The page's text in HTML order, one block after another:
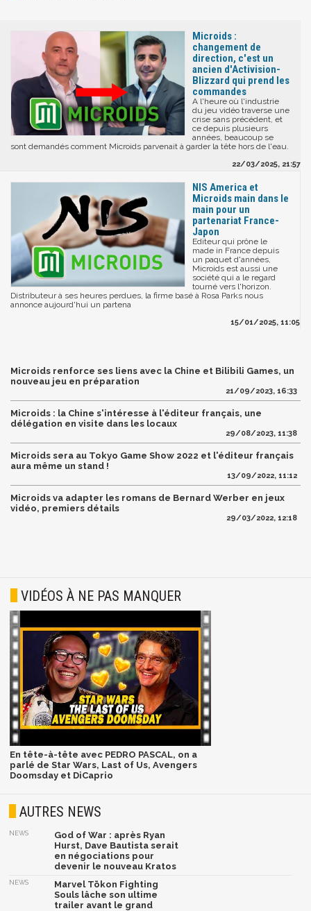
Microids :
changement de
direction, c'est un
ancien d'Activision-
Blizzard qui prend les
commandes
A l'heure où l'industrie
du jeu vidéo traverse une
crise sans précédent, et
ce depuis plusieurs
années, beaucoup se
sont demandés comment Microids parvenait à garder la tête hors de l'eau.
22/03/2025, 21:57
NIS America et
Microids main dans le
main pour un
partenariat France-
Japon
Editeur qui prône le
made in France depuis
un paquet d'années,
Microids est aussi une
société qui a le regard
tourné vers l'horizon.
Distributeur à ses heures perdues, la firme basé à Rosa Parks nous
annonce aujourd'hui un partena
15/01/2025, 11:05
Microids renforce ses liens avec la Chine et Bilibili Games, un
nouveau jeu en préparation
21/09/2023, 16:33
Microids : la Chine s'intéresse à l'éditeur français, une
délégation en visite dans les locaux
29/08/2023, 11:38
Microids sera au Tokyo Game Show 2022 et l'éditeur français
aura même un stand !
13/09/2022, 11:12
Microids va adapter les romans de Bernard Werber en jeux
vidéo, premiers détails
29/03/2022, 12:18
VIDÉOS À NE PAS MANQUER
En tête-à-tête avec PEDRO PASCAL, on a
parlé de Star Wars, Last of Us, Avengers
Doomsday et DiCaprio
AUTRES NEWS
NEWS
God of War : après Ryan
Hurst, Dave Bautista serait
en négociations pour
devenir le nouveau Kratos
NEWS
Marvel Tōkon Fighting
Souls lâche son ultime
trailer avant le grand